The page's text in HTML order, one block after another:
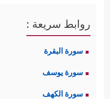
روابط سريعة :
سورة البقرة
سورة يوسف
سورة الكهف